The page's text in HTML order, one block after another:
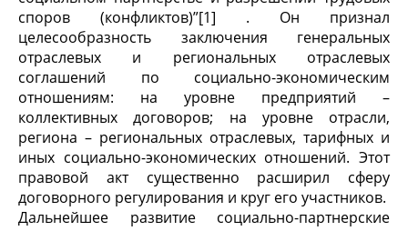
споров (конфликтов)”[1] . Он признал
целесообразность заключения генеральных
отраслевых и региональных отраслевых
соглашений по социально-экономическим
отношениям: на уровне предприятий –
коллективных договоров; на уровне отрасли,
региона – региональных отраслевых, тарифных и
иных социально-экономических отношений. Этот
правовой акт существенно расширил сферу
договорного регулирования и круг его участников.
Дальнейшее развитие социально-партнерские